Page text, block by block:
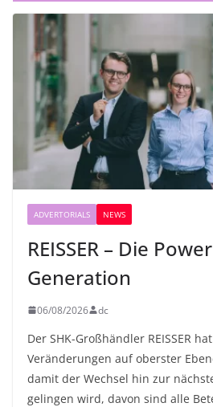
ADVERTORIALS NEWS
REISSER – Die
Generation
06/08/2026 dc
Der SHK-Großhändler REISSER
Veränderungen auf oberster
damit der Wechsel hin zur
gelingen wird, davon sind alle